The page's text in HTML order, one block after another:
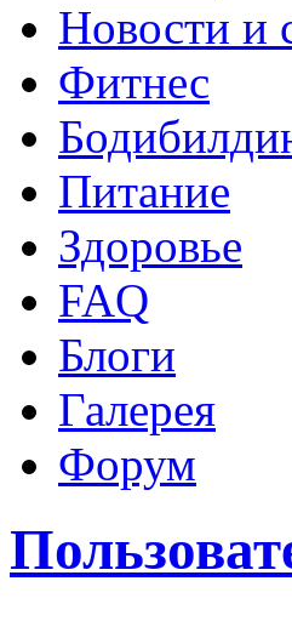
Новости и
Фитнес
Питание
Здоровье
FAQ
Блоги
Галерея
Форум